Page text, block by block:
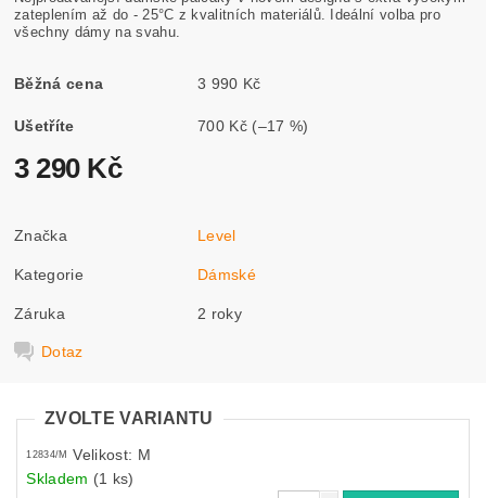
zateplením až do - 25°C z kvalitních materiálů. Ideální volba pro
všechny dámy na svahu.
Běžná cena 3 990 Kč
Ušetříte 700 Kč (–17 %)
3 290 Kč
Značka Level
Kategorie Dámské
Záruka 2 roky
Dotaz
ZVOLTE VARIANTU
12834/M
Velikost: M
Skladem (1 ks)